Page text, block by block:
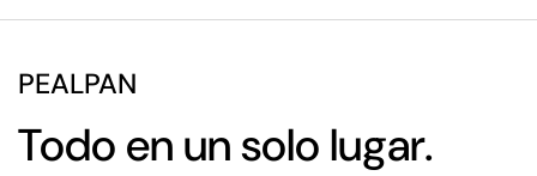
PEALPAN
Todo en un solo lugar.